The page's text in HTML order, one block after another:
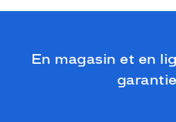
En magasin et en